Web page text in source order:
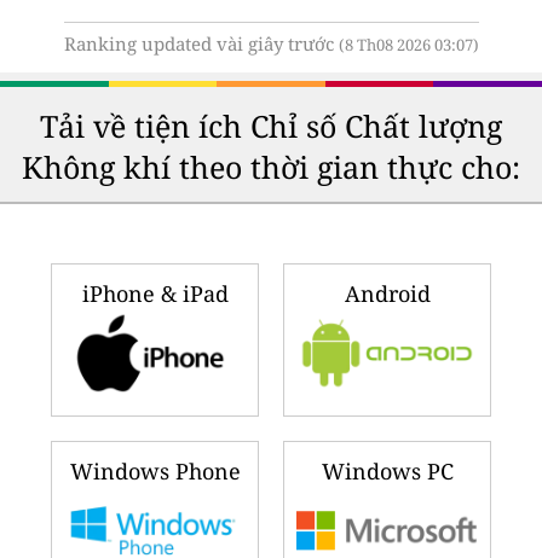
Ranking updated vài giây trước (8 Th08 2026 03:07)
Tải về tiện ích Chỉ số Chất lượng
Không khí theo thời gian thực cho:
iPhone & iPad Android
Windows Phone Windows PC